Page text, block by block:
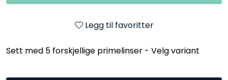
Legg til favoritter
Sett med 5 forskjellige primelinser - Velg variant